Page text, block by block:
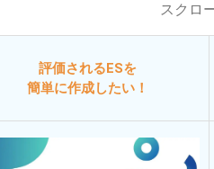
スクロ
評価されるESを
簡単に作成したい！